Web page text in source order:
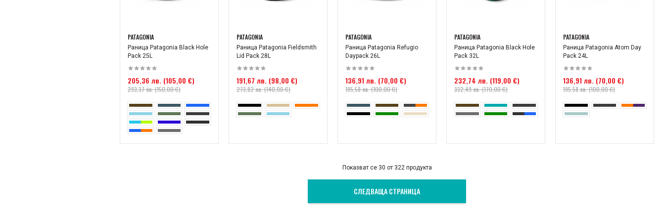
PATAGONIA
Раница Patagonia Black Hole
Pack 25L
205,36 лв. (105,00 €)
293,37 лв. (150,00 €)
PATAGONIA
Раница Patagonia Fieldsmith
Lid Pack 28L
191,67 лв. (98,00 €)
273,82 лв. (140,00 €)
PATAGONIA
Раница Patagonia Refugio
Daypack 26L
136,91 лв. (70,00 €)
195,58 лв. (100,00 €)
PATAGONIA
Раница Patagonia Black Hole
Pack 32L
232,74 лв. (119,00 €)
332,49 лв. (170,00 €)
PATAGONIA
Раница Patagonia Atom Day
Pack 24L
136,91 лв. (70,00 €)
195,58 лв. (100,00 €)
Показват се 30 от 322 продукта
СЛЕДВАЩА СТРАНИЦА